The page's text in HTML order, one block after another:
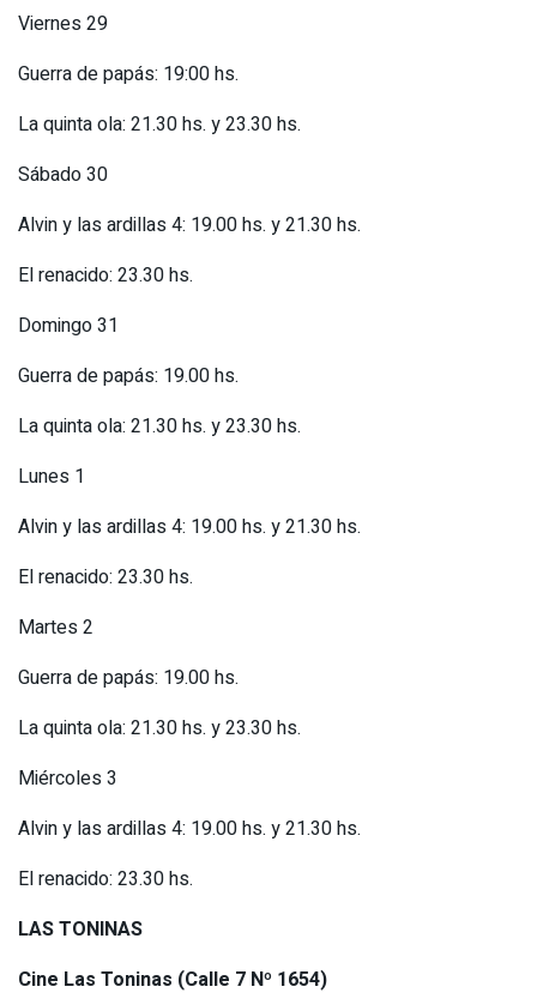
Viernes 29
Guerra de papás: 19:00 hs.
La quinta ola: 21.30 hs. y 23.30 hs.
Sábado 30
Alvin y las ardillas 4: 19.00 hs. y 21.30 hs.
El renacido: 23.30 hs.
Domingo 31
Guerra de papás: 19.00 hs.
La quinta ola: 21.30 hs. y 23.30 hs.
Lunes 1
Alvin y las ardillas 4: 19.00 hs. y 21.30 hs.
El renacido: 23.30 hs.
Martes 2
Guerra de papás: 19.00 hs.
La quinta ola: 21.30 hs. y 23.30 hs.
Miércoles 3
Alvin y las ardillas 4: 19.00 hs. y 21.30 hs.
El renacido: 23.30 hs.
LAS TONINAS
Cine Las Toninas (Calle 7 Nº 1654)